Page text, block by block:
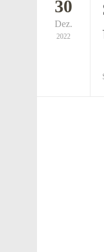
30
Dez.
2022